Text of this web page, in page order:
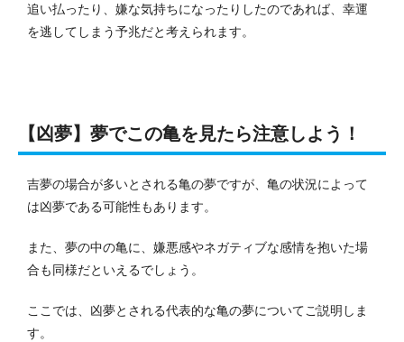
追い払ったり、嫌な気持ちになったりしたのであれば、幸運
を逃してしまう予兆だと考えられます。
【凶夢】夢でこの亀を見たら注意しよう！
吉夢の場合が多いとされる亀の夢ですが、亀の状況によって
は凶夢である可能性もあります。
また、夢の中の亀に、嫌悪感やネガティブな感情を抱いた場
合も同様だといえるでしょう。
ここでは、凶夢とされる代表的な亀の夢についてご説明しま
す。